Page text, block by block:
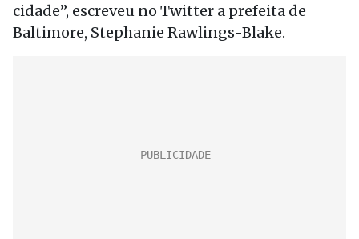
cidade”, escreveu no Twitter a prefeita de
Baltimore, Stephanie Rawlings-Blake.